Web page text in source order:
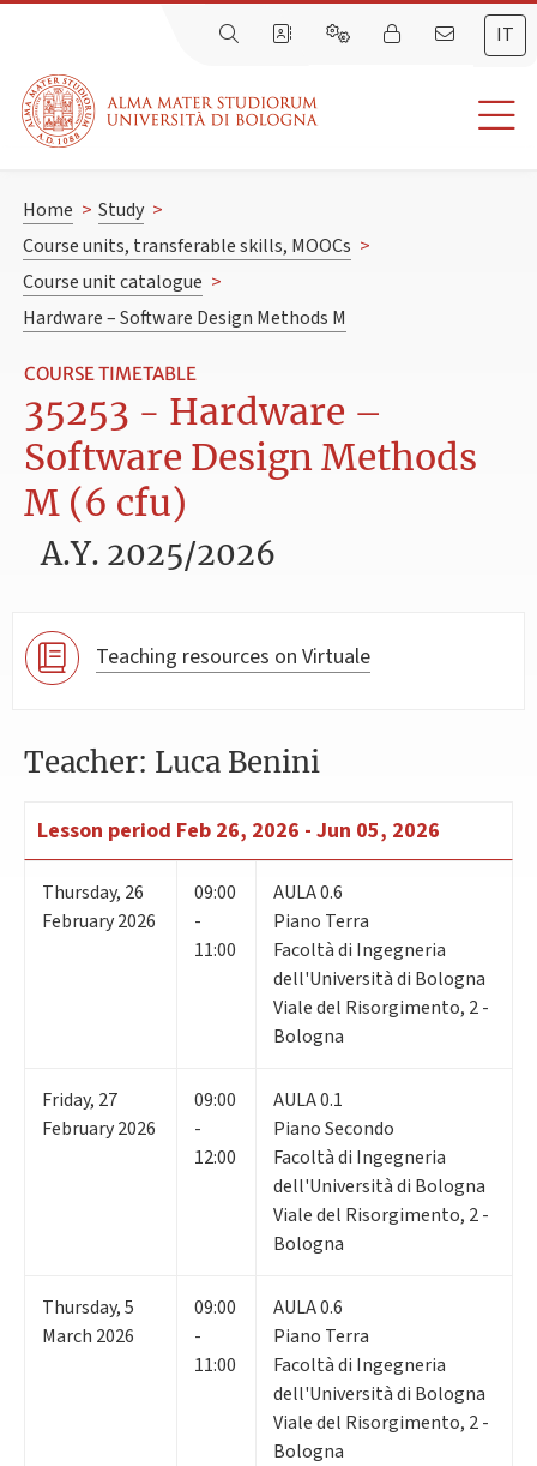
IT
Home > Study >
Course units, transferable skills, MOOCs >
Course unit catalogue >
Hardware – Software Design Methods M
COURSE TIMETABLE
35253 - Hardware –
Software Design Methods
M (6 cfu)
A.Y. 2025/2026
Teaching resources on Virtuale
Teacher: Luca Benini
Lesson period Feb 26, 2026 - Jun 05, 2026
Thursday, 26
February 2026
09:00
-
11:00
AULA 0.6
Piano Terra
Facoltà di Ingegneria
dell'Università di Bologna
Viale del Risorgimento, 2 -
Bologna
Friday, 27
February 2026
09:00
-
12:00
AULA 0.1
Piano Secondo
Facoltà di Ingegneria
dell'Università di Bologna
Viale del Risorgimento, 2 -
Bologna
Thursday,5
March 2026
09:00
-
11:00
AULA 0.6
Piano Terra
Facoltà di Ingegneria
dell'Università di Bologna
Viale del Risorgimento, 2 -
Bologna